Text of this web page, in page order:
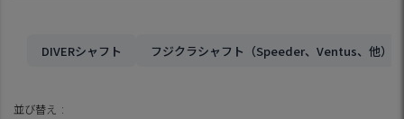
DIVERシャフト フジクラシャフト（Speeder、Ventus、他）
並び替え